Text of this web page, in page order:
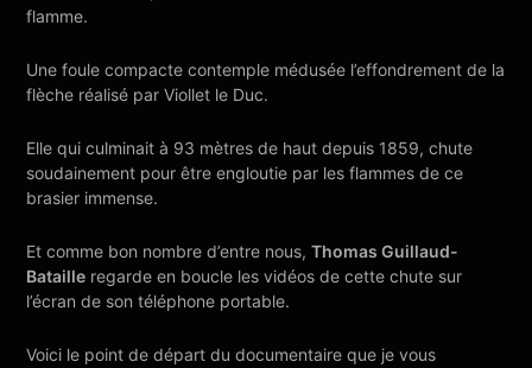
flamme.
Une foule compacte contemple médusée l’effondrement de la
flèche réalisé par Viollet le Duc.
Elle qui culminait à 93 mètres de haut depuis 1859, chute
soudainement pour être engloutie par les flammes de ce
brasier immense.
Et comme bon nombre d’entre nous,Thomas Guillaud-
Bataille regarde en boucle les vidéos de cette chute sur
l’écran de son téléphone portable.
Voici le point de départ du documentaire que je vous